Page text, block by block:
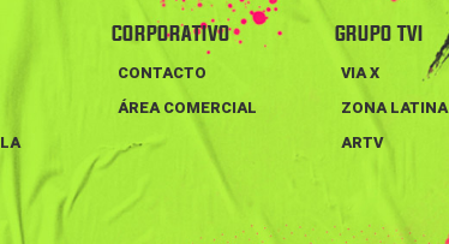
CORPORATIVO
CONTACTO
ÁREA COMERCIAL
GRUPO TVI
VIA X
ZONA LATINA
ARTV